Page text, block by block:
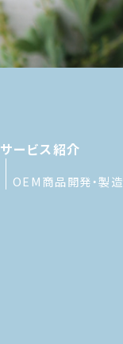
サービス紹介
OEM商品開発・製造